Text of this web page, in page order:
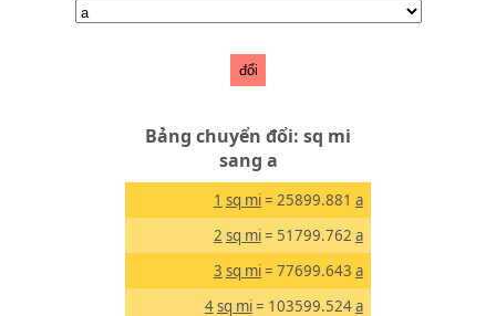
đổi
Bảng chuyển đổi: sq mi
sang a
1 sq mi= 25899.881 a
2 sq mi= 51799.762 a
3 sq mi= 77699.643 a
4sq mi= 103599.524a